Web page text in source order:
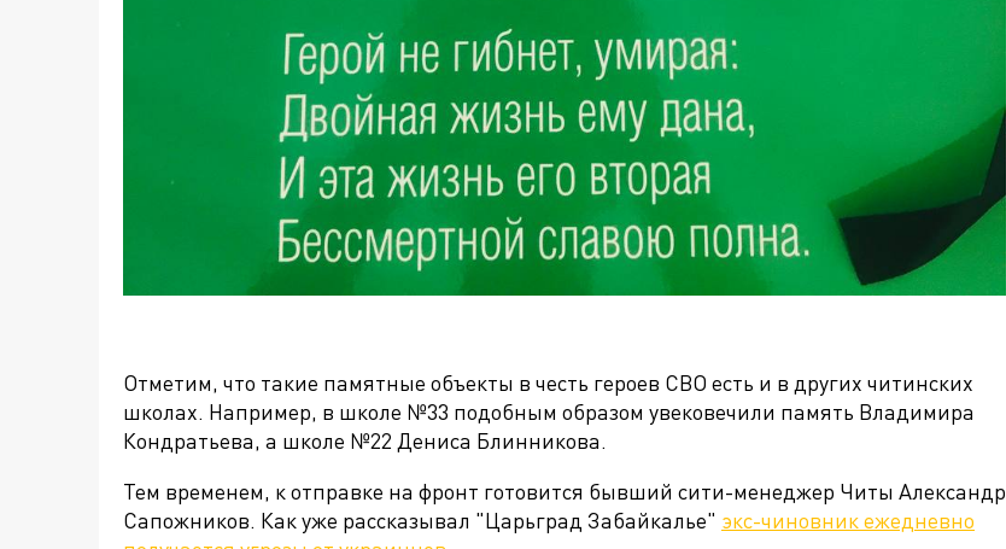
Отметим, что такие памятные объекты в честь героев СВО есть и в других читинских
школах. Например, в школе №33 подобным образом увековечили память Владимира
Кондратьева, а школе №22 Дениса Блинникова.
Тем временем, к отправке на фронт готовится бывший сити-менеджер Читы Александр
Сапожников. Как уже рассказывал "Царьград Забайкалье" экс-чиновник ежедневно